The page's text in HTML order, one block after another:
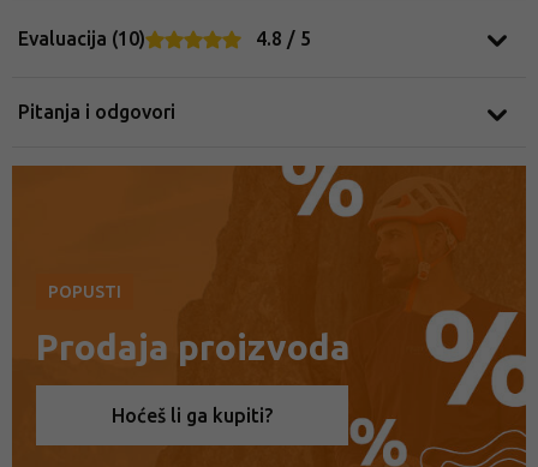
Evaluacija (10) 4.8 / 5
Pitanja i odgovori
POPUSTI
Prodaja proizvoda
Hoćeš li ga kupiti?